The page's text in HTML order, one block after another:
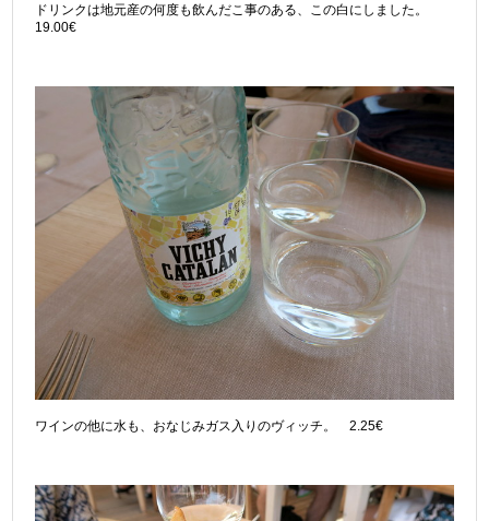
ドリンクは地元産の何度も飲んだこ事のある、この白にしました。
19.00€
ワインの他に水も、おなじみガス入りのヴィッチ。 2.25€